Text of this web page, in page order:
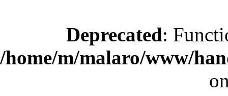
Deprecated:
/home/m/malaro/www/